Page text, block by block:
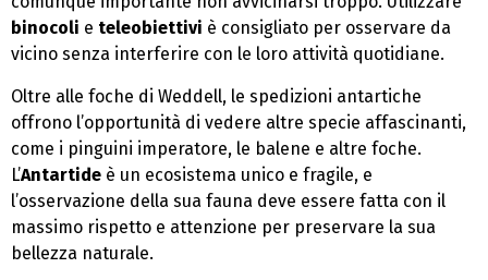
binocoli e teleobiettivi è consigliato per osservare da
vicino senza interferire con le loro attività quotidiane.
Oltre alle foche di Weddell, le spedizioni antartiche
offrono l’opportunità di vedere altre specie affascinanti,
come i pinguini imperatore, le balene e altre foche.
L’Antartide è un ecosistema unico e fragile, e
l’osservazione della sua fauna deve essere fatta con il
massimo rispetto e attenzione per preservare la sua
bellezza naturale.